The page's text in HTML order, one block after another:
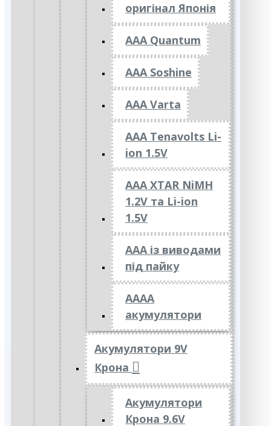
оригінал Японія
AAA Quantum
AAA Soshine
AAA Varta
AAA Tenavolts Li-
ion 1.5V
AAA XTAR NiMH
1.2V та Li-ion
1.5V
ААА із виводами
під пайку
АААА
акумулятори
Акумулятори 9V
Крона
Акумулятори
Крона 9.6V